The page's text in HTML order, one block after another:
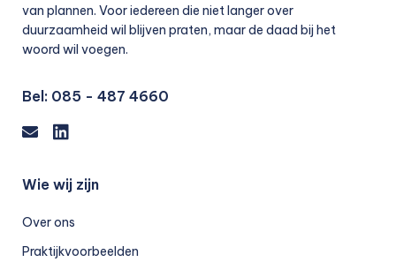
van plannen. Voor iedereen die niet langer over
duurzaamheid wil blijven praten, maar de daad bij het
woord wil voegen.
Bel: 085 - 487 4660
Email LinkedIn
Wie wij zijn
Over ons
Praktijkvoorbeelden